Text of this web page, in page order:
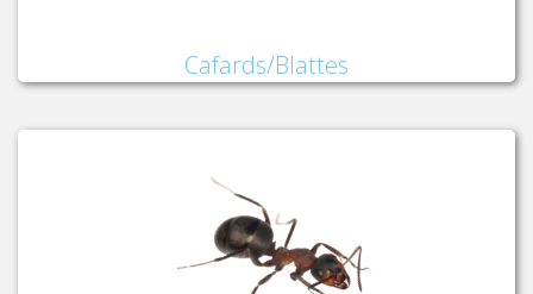
Cafards/Blattes